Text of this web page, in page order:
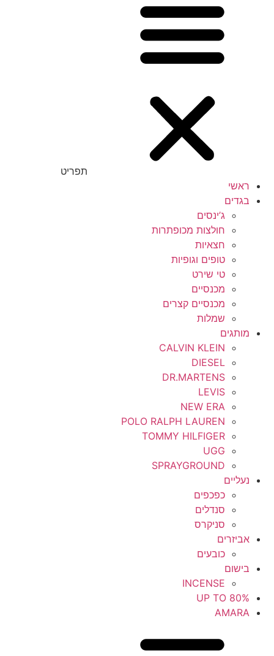
תפריט
ראשי
בגדים
ג’ינסים
חולצות מכופתרות
חצאיות
טופים וגופיות
טי שירט
מכנסיים
מכנסיים קצרים
שמלות
מותגים
CALVIN KLEIN
DIESEL
DR.MARTENS
LEVIS
NEW ERA
POLO RALPH LAUREN
TOMMY HILFIGER
UGG
SPRAYGROUND
נעליים
כפכפים
סנדלים
סניקרס
אביזרים
כובעים
בישום
INCENSE
UP TO 80%
AMARA